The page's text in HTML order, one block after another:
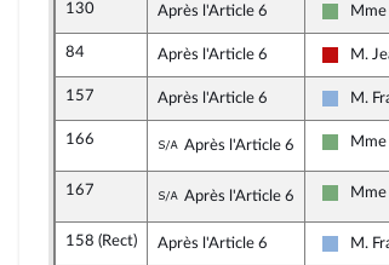
130 Après l'Article 6 Mme
84 Après l'Article 6
La
M.
157 Après l'Article 6
Droite
M.
166 Sous-amendement de
Après l'Article 6 Mme
167 Sous-amendement de
Après l'Article 6 Mme
158 (Rect) Après l'Article 6
Droite
M.